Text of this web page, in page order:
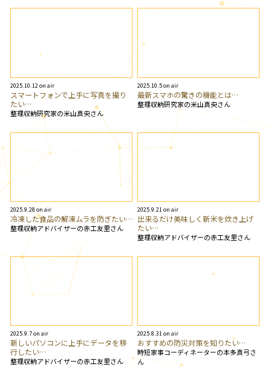
2025.10.12 on air
スマートフォンで上手に写真を撮り
たい…
整理収納研究家の米山真央さん
2025.10.5 on air
最新スマホの驚きの機能とは…
整理収納研究家の米山真央さん
2025.9.28 on air
冷凍した食品の解凍ムラを防ぎたい…
整理収納アドバイザーの赤工友里さん
2025.9.21 on air
出来るだけ美味しく新米を炊き上げ
たい…
整理収納アドバイザーの赤工友里さん
2025.9.7 on air
新しいパソコンに上手にデータを移
行したい…
整理収納アドバイザーの赤工友里さん
2025.8.31 on air
おすすめの防災対策を知りたい…
時短家事コーディネーターの本多真弓さ
ん